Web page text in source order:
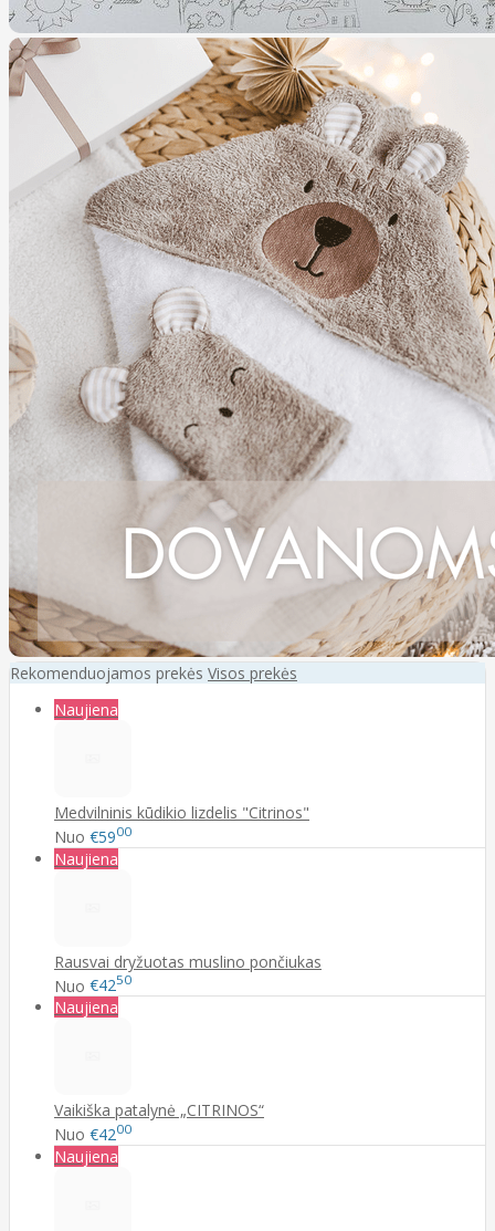
Rekomenduojamos prekės Visos prekės
Naujiena
Medvilninis kūdikio lizdelis "Citrinos"
Nuo €5900
Naujiena
Rausvai dryžuotas muslino pončiukas
Nuo €4250
Naujiena
Vaikiška patalynė „CITRINOS“
Nuo €4200
Naujiena